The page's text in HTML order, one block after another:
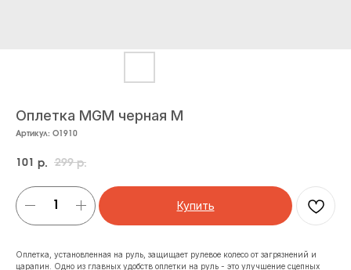
Оплетка MGM черная M
Артикул: O1910
101 р. 299 р.
Купить
Оплетка, установленная на руль, защищает рулевое колесо от загрязнений и
царапин. Одно из главных удобств оплетки на руль - это улучшение сцепных